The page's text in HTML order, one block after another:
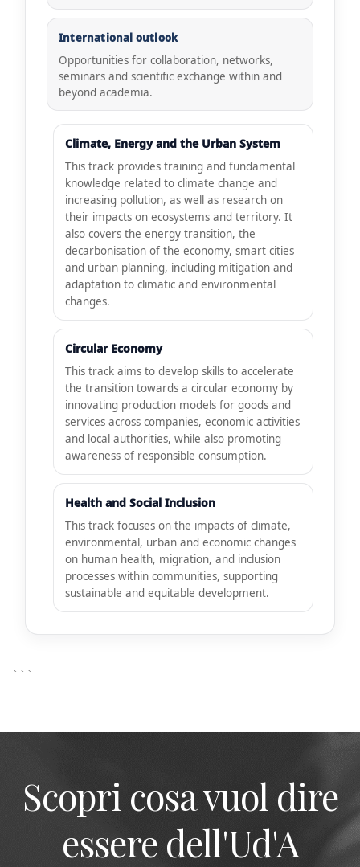
International outlook
Opportunities for collaboration, networks,
seminars and scientific exchange within and
beyond academia.
Climate, Energy and the Urban System
This track provides training and fundamental
knowledge related to climate change and
increasing pollution, as well as research on
their impacts on ecosystems and territory. It
also covers the energy transition, the
decarbonisation of the economy, smart cities
and urban planning, including mitigation and
adaptation to climatic and environmental
changes.
Circular Economy
This track aims to develop skills to accelerate
the transition towards a circular economy by
innovating production models for goods and
services across companies, economic activities
and local authorities, while also promoting
awareness of responsible consumption.
Health and Social Inclusion
This track focuses on the impacts of climate,
environmental, urban and economic changes
on human health, migration, and inclusion
processes within communities, supporting
sustainable and equitable development.
```
Scopri cosa vuol dire
essere dell'Ud'A